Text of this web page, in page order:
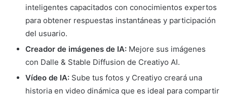
inteligentes capacitados con conocimientos expertos
para obtener respuestas instantáneas y participación
del usuario.
Creador de imágenes de IA: Mejore sus imágenes
con Dalle & Stable Diffusion de Creatiyo AI.
Vídeo de IA: Sube tus fotos y Creatiyo creará una
historia en video dinámica que es ideal para compartir